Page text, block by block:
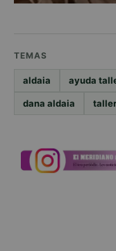
TEMAS
aldaia ayuda
dana aldaia